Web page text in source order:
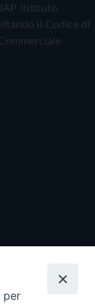
(Istituto
il Codice di
per